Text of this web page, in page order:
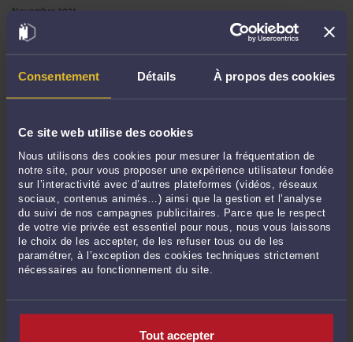
Consentement Détails À propos des cookies
Ce site web utilise des cookies
Nous utilisons des cookies pour mesurer la fréquentation de
notre site, pour vous proposer une expérience utilisateur fondée
sur l’interactivité avec d’autres plateformes (vidéos, réseaux
sociaux, contenus animés…) ainsi que la gestion et l’analyse
du suivi de nos campagnes publicitaires. Parce que le respect
de votre vie privée est essentiel pour nous, nous vous laissons
le choix de les accepter, de les refuser tous ou de les
paramétrer, à l’exception des cookies techniques strictement
nécessaires au fonctionnement du site.
Tout accepter
Novembre 2021
Octobre 2021
Septembre 2021
Août 2021
Juillet 2021
Mai 2021
Avril 2021
Mars 2021
Février 2021
Janvier 2021
Décembre 2020
Novembre 2020